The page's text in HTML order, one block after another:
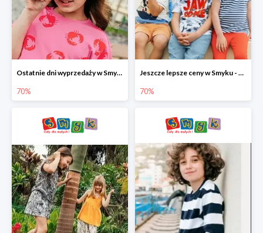
Ostatnie dni wyprzedaży w Smyku - ubrania i buty do -70%
70%
Jeszcze lepsze ceny w Smyku - ubrania i buty do -70%
70%